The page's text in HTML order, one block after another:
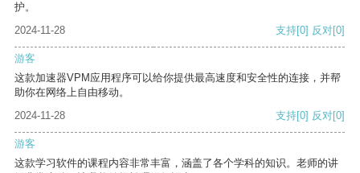
护。
2024-11-28
支持[0] 反对[0]
游客
这款加速器VPM应用程序可以给你提供最高速度和安全性的连接，并帮
助你在网络上自由移动。
2024-11-28
支持[0] 反对[0]
游客
这款学习软件的课程内容非常丰富，涵盖了各个学科的知识。老师的讲